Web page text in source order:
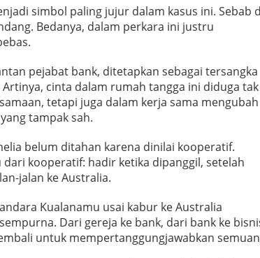
simbol paling jujur dalam kasus ini. Sebab
Bedanya, dalam perkara ini justru
pejabat bank, ditetapkan sebagai tersangka
cinta dalam rumah tangga ini diduga tak
tetapi juga dalam kerja sama mengubah
tampak sah.
belum ditahan karena dinilai kooperatif.
kooperatif: hadir ketika dipanggil, setelah
jalan ke Australia.
Kualanamu usai kabur ke Australia
Dari gereja ke bank, dari bank ke
untuk mempertanggungjawabkan